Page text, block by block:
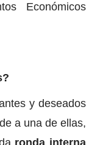
Económicos
y deseados
a una de ellas,